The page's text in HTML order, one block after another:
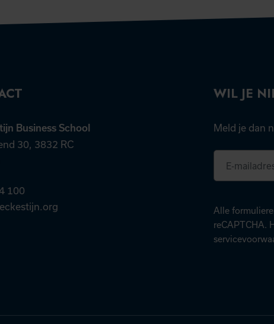
Business School
30, 3832 RC
100
WIL JE
Meld je dan
mailadres
Alle
reCAPTCHA.